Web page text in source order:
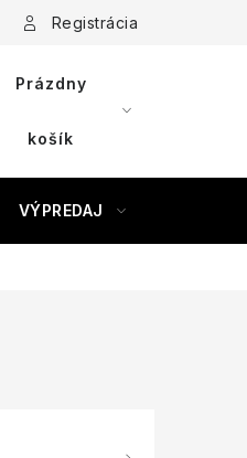
Registrácia
Prázdny
košík
VÝPREDAJ